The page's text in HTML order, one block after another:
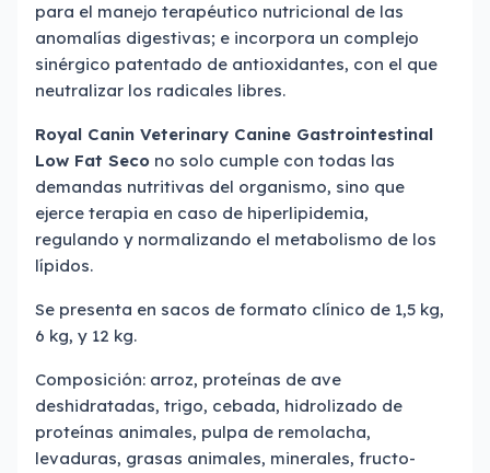
para el manejo terapéutico nutricional de las
anomalías digestivas; e incorpora un complejo
sinérgico patentado de antioxidantes, con el que
neutralizar los radicales libres.
Royal Canin Veterinary Canine Gastrointestinal
Low Fat Seco no solo cumple con todas las
demandas nutritivas del organismo, sino que
ejerce terapia en caso de hiperlipidemia,
regulando y normalizando el metabolismo de los
lípidos.
Se presenta en sacos de formato clínico de 1,5 kg,
6 kg, y 12 kg.
Composición: arroz, proteínas de ave
deshidratadas, trigo, cebada, hidrolizado de
proteínas animales, pulpa de remolacha,
levaduras, grasas animales, minerales, fructo-